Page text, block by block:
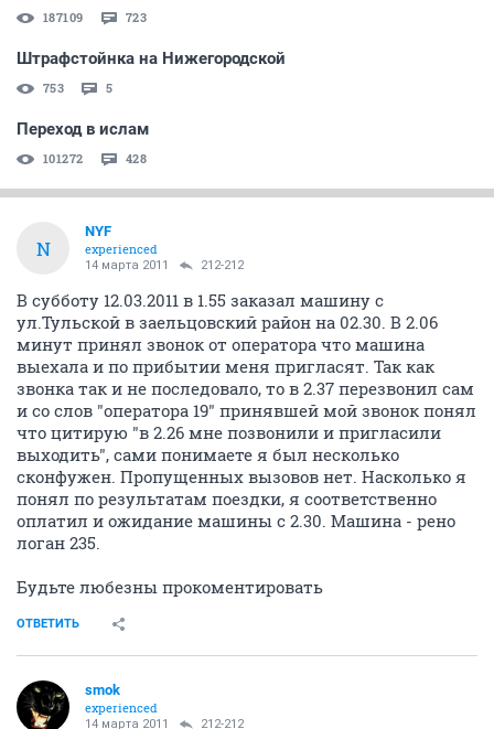
187109 723
Штрафстойнка на Нижегородской
753 5
Переход в ислам
101272 428
N
NYF
experienced
14 марта 2011 212-212
В субботу 12.03.2011 в 1.55 заказал машину с
ул.Тульской в заельцовский район на 02.30. В 2.06
минут принял звонок от оператора что машина
выехала и по прибытии меня пригласят. Так как
звонка так и не последовало, то в 2.37 перезвонил сам
и со слов "оператора 19" принявшей мой звонок понял
что цитирую "в 2.26 мне позвонили и пригласили
выходить", сами понимаете я был несколько
сконфужен. Пропущенных вызовов нет. Насколько я
понял по результатам поездки, я соответственно
оплатил и ожидание машины с 2.30. Машина - рено
логан 235.
Будьте любезны прокоментировать
ОТВЕТИТЬ
smok
experienced
14 марта 2011 212-212